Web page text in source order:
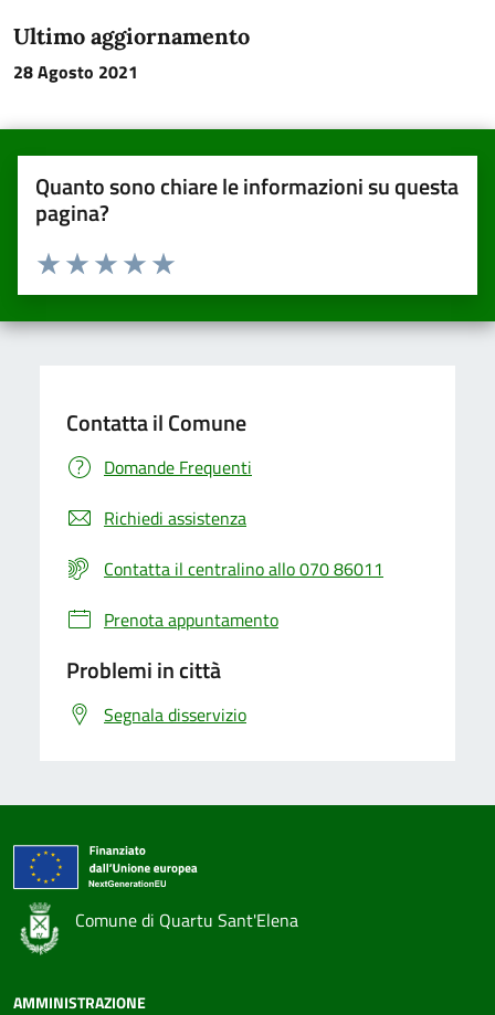
Ultimo aggiornamento
28 Agosto 2021
Quanto sono chiare le informazioni su questa
pagina?
Valuta da 1 a 5 stelle la pagina
Valuta 5 stelle su 5
Valuta 4 stelle su 5
Valuta 3 stelle su 5
Valuta 2 stelle su 5
Valuta una stella su 5
Contatta il Comune
Domande Frequenti
Richiedi assistenza
Contatta il centralino allo 070 86011
Prenota appuntamento
Problemi in città
Segnala disservizio
Comune di Quartu Sant'Elena
AMMINISTRAZIONE